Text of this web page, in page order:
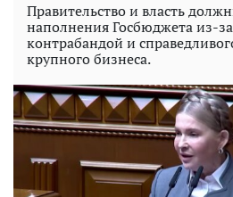
Правительство и власть
наполнения Госбюджета из-
контрабандой и
крупного бизнеса.